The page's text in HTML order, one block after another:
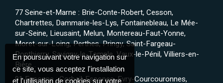
77 Seine-et-Marne : Brie-Conte-Robert, Cesson,
Chartrettes, Dammarie-les-Lys, Fontainebleau, Le Mée-
sur-Seine, Lieusaint, Melun, Montereau-Faut-Yonne,
Moret-sur-Loing, Perthes, Pringy, Saint-Fargeau-
Ponthierry, Savigny-le-Temple, Vaux-le-Pénil, Villiers-en-
Bière...
91 Essonne : Corbeil-Essones, Evry-Courcouronnes,
En poursuivant votre navigation sur
ce site, vous acceptez l'installation
et l'utilisation de cookies sur votre